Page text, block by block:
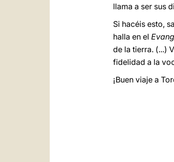
llama a ser sus
Si hacéis esto,
halla en el
de la tierra. (...)
fidelidad a la
¡Buen viaje a